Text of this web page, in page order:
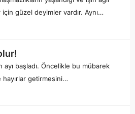
için güzel deyimler vardır. Aynı…
ayı başladı. Öncelikle bu mübarek
hayırlar getirmesini…